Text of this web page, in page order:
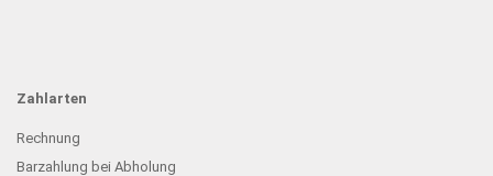
Zahlarten
Rechnung
Barzahlung bei Abholung